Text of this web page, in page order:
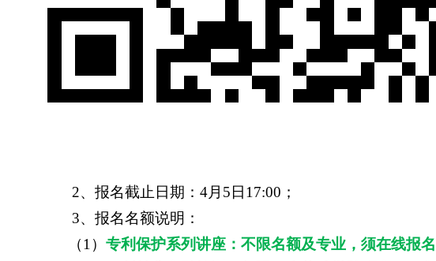
2、报名截止日期： 4月 5 日 17:00 ；
3、报名名额说明：
（1 ） 专利保护系列讲座：不限名额及专业，须在线报名